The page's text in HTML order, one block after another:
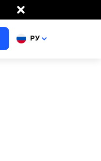
×
РУ